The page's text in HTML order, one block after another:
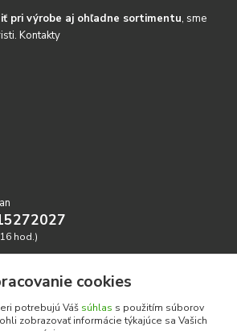
pri výrobe aj ohľadne sortimentu, sme
Kontakty
hod.)
cookies
potrebujú Váš súhlas s použitím súborov
zobrazovať informácie týkajúce sa Vašich